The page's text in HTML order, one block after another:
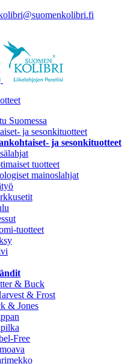
Suomessa
ja sesonkituotteet
ja sesonkituotteet
tuotteet
mainoslahjat
tuotteet
& Buck
& Frost
& Jones
Free